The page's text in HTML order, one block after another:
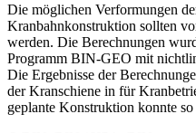
Die möglichen Verformungen
Kranbahnkonstruktion sollten
werden. Die Berechnungen
Programm BIN-GEO mit
Die Ergebnisse der
der Kranschiene in für
geplante Konstruktion konnte